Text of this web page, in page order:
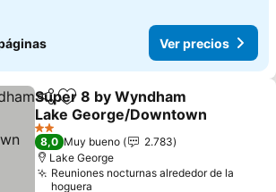
Ver precios
CompartirAgregar a favoritos
Super 8 by Wyndham
Lake George/Downtown
Ver precios
2 Estrellas
8,0 Muy bueno
2.783
Lake George
Reuniones nocturnas alrededor de la
hoguera